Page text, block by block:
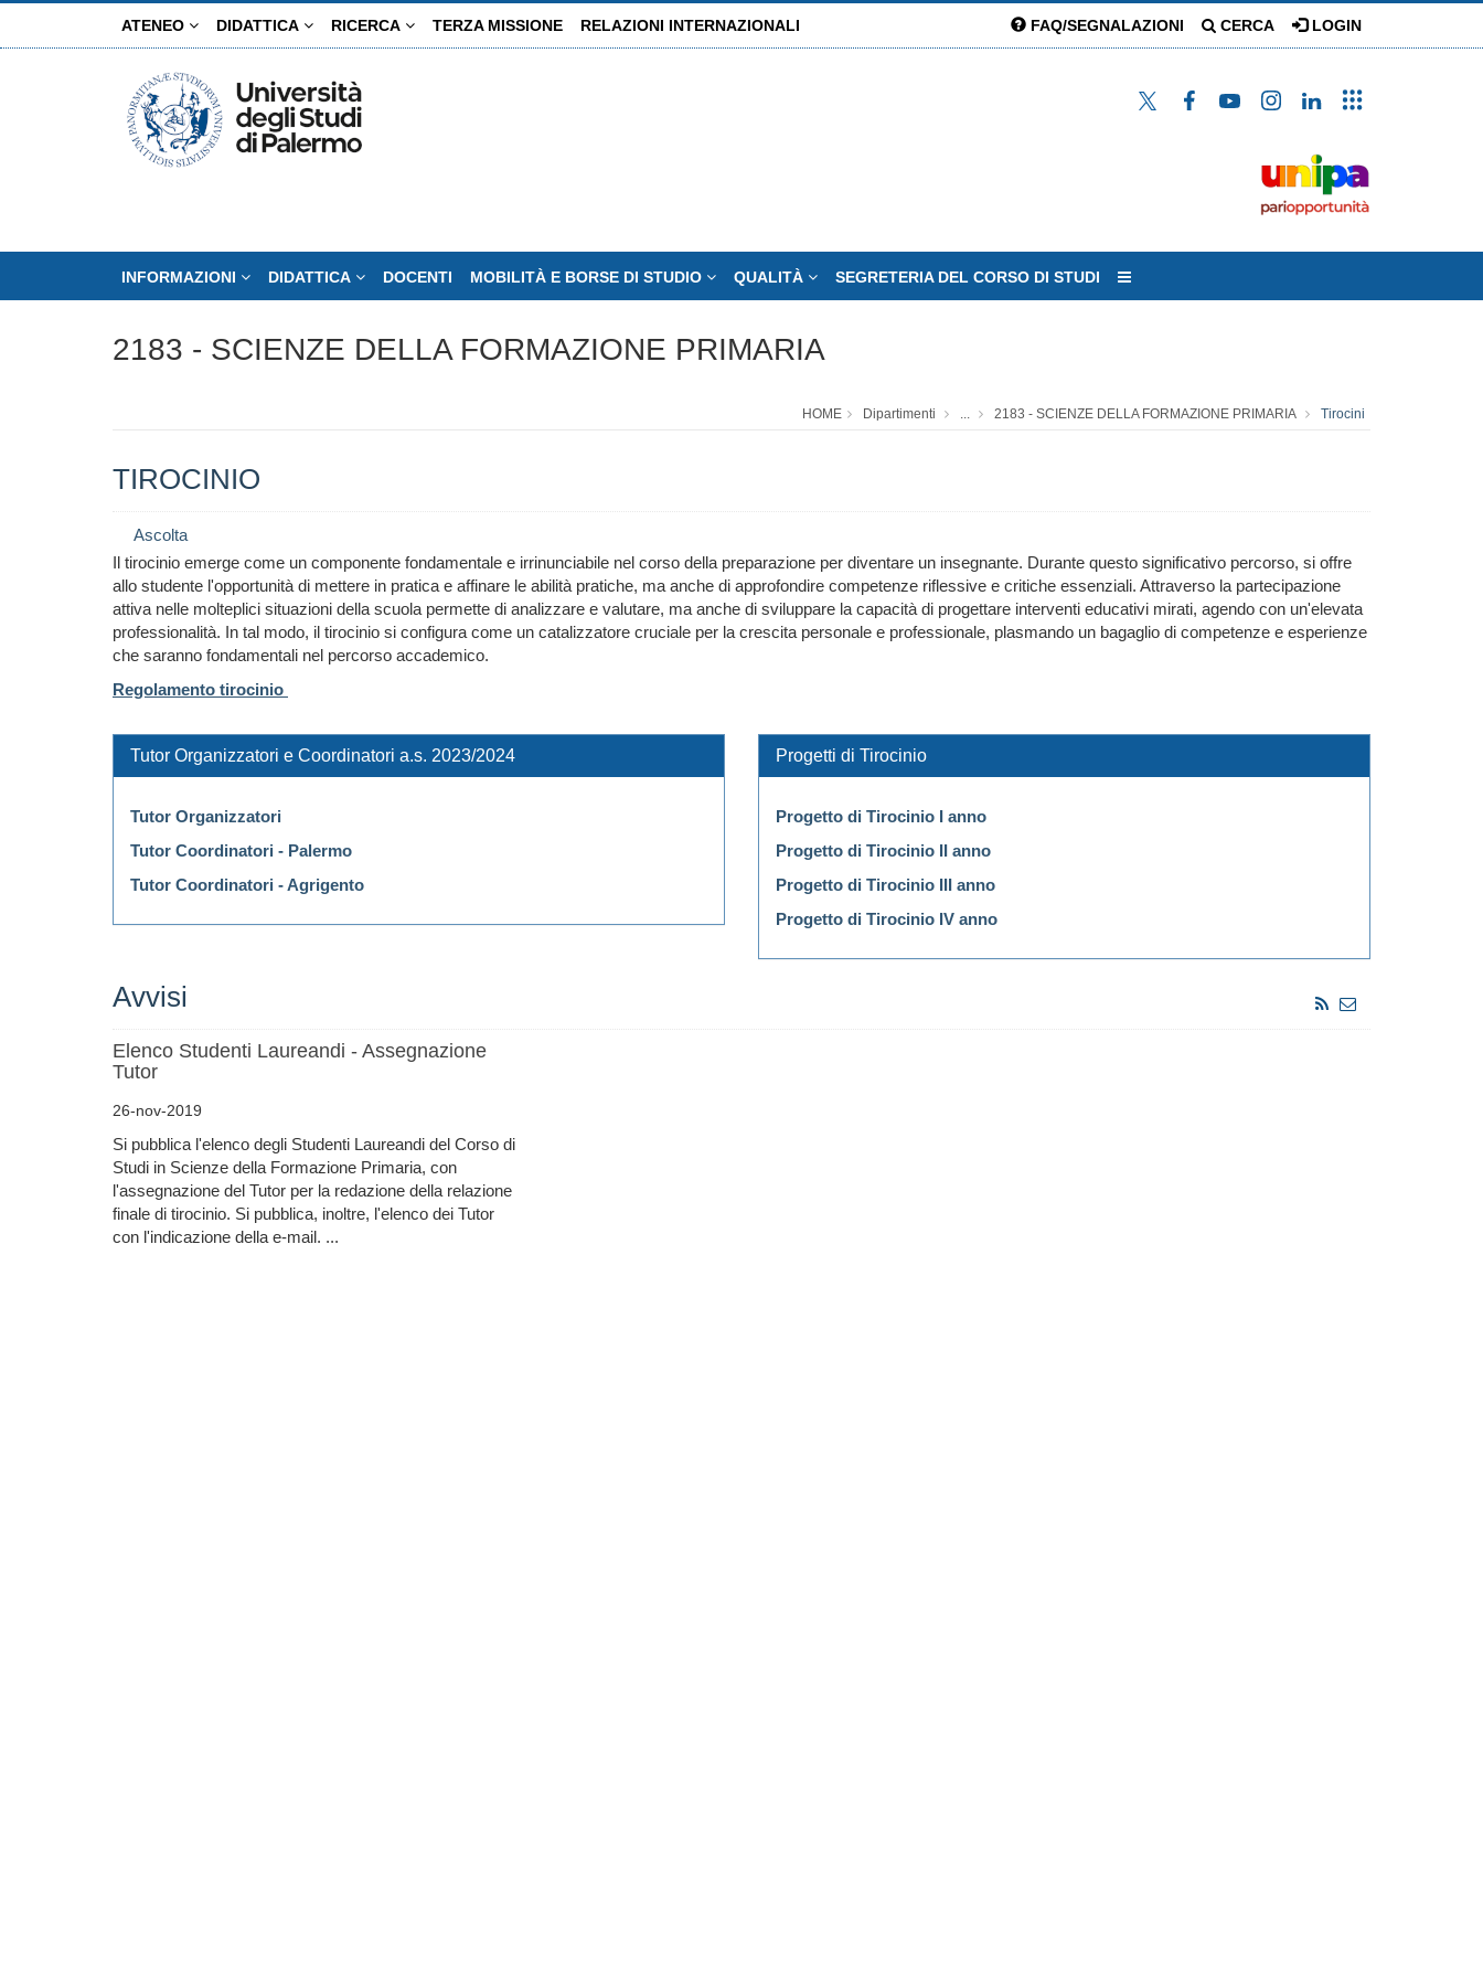
ATENEO DIDATTICA RICERCA TERZA MISSIONE RELAZIONI INTERNAZIONALI FAQ/SEGNALAZIONI CERCA LOGIN
INFORMAZIONI DIDATTICA DOCENTI MOBILITÀ E BORSE DI STUDIO QUALITÀ SEGRETERIA DEL CORSO DI STUDI
2183 - SCIENZE DELLA FORMAZIONE PRIMARIA
HOME Dipartimenti ... 2183 - SCIENZE DELLA FORMAZIONE PRIMARIA Tirocini
TIROCINIO
Ascolta
Il tirocinio emerge come un componente fondamentale e irrinunciabile nel corso della preparazione per diventare un insegnante. Durante questo significativo percorso, si offre
allo studente l'opportunità di mettere in pratica e affinare le abilità pratiche, ma anche di approfondire competenze riflessive e critiche essenziali. Attraverso la partecipazione
attiva nelle molteplici situazioni della scuola permette di analizzare e valutare, ma anche di sviluppare la capacità di progettare interventi educativi mirati, agendo con un'elevata
professionalità. In tal modo, il tirocinio si configura come un catalizzatore cruciale per la crescita personale e professionale, plasmando un bagaglio di competenze e esperienze
che saranno fondamentali nel percorso accademico.
Regolamento tirocinio
Tutor Organizzatori e Coordinatori a.s. 2023/2024
Tutor Organizzatori
Tutor Coordinatori - Palermo
Tutor Coordinatori - Agrigento
Progetti di Tirocinio
Progetto di Tirocinio I anno
Progetto di Tirocinio II anno
Progetto di Tirocinio III anno
Progetto di Tirocinio IV anno
Avvisi
Elenco Studenti Laureandi - Assegnazione
Tutor
26-nov-2019
Si pubblica l'elenco degli Studenti Laureandi del Corso di
Studi in Scienze della Formazione Primaria, con
l'assegnazione del Tutor per la redazione della relazione
finale di tirocinio. Si pubblica, inoltre, l'elenco dei Tutor
con l'indicazione della e-mail. ...